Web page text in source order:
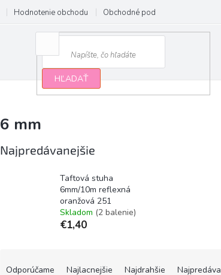
Hodnotenie obchodu Obchodné podmienky
HĽADAŤ
6 mm
Najpredávanejšie
Taftová stuha
6mm/10m reflexná
oranžová 251
Skladom (2 balenie)
€1,40
Odporúčame Najlacnejšie Najdrahšie